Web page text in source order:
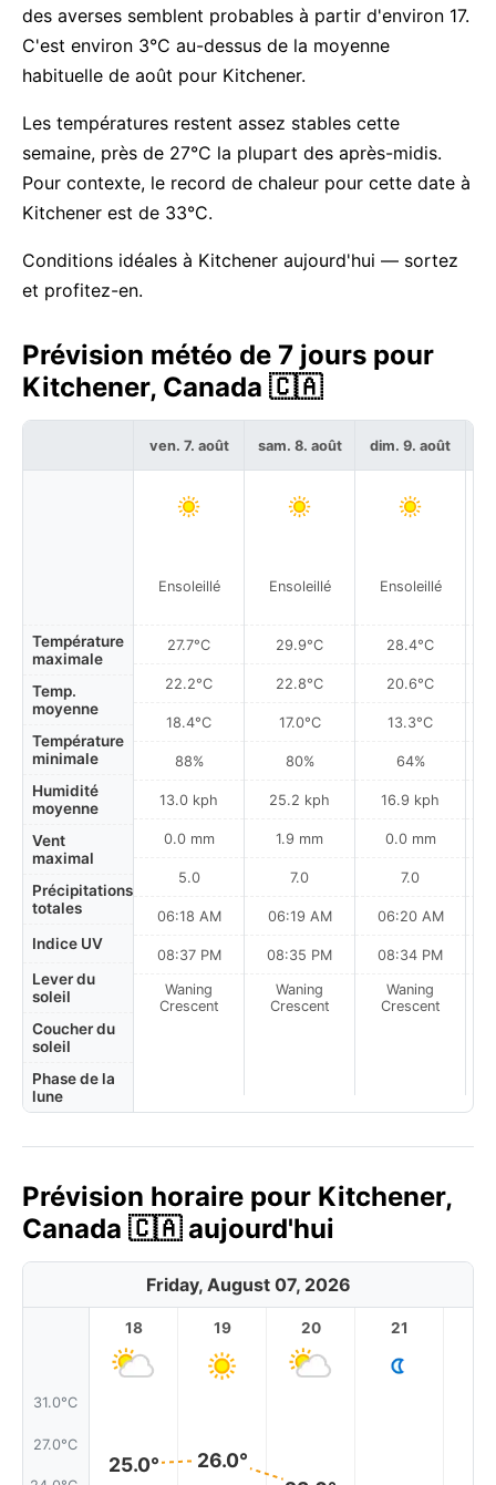
des averses semblent probables à partir d'environ 17.
C'est environ 3°C au-dessus de la moyenne
habituelle de août pour Kitchener.
Les températures restent assez stables cette
semaine, près de 27°C la plupart des après-midis.
Pour contexte, le record de chaleur pour cette date à
Kitchener est de 33°C.
Conditions idéales à Kitchener aujourd'hui — sortez
et profitez-en.
Prévision météo de 7 jours pour
Kitchener, Canada 🇨🇦
Température
maximale
Temp.
moyenne
Température
minimale
Humidité
moyenne
Vent
maximal
Précipitations
totales
Indice UV
Lever du
soleil
Coucher du
soleil
Phase de la
lune
ven. 7. août
Ensoleillé
27.7°C
22.2°C
18.4°C
88%
13.0 kph
0.0 mm
5.0
06:18 AM
08:37 PM
Waning
Crescent
sam. 8. août
Ensoleillé
29.9°C
22.8°C
17.0°C
80%
25.2 kph
1.9 mm
7.0
06:19 AM
08:35 PM
Waning
Crescent
dim. 9. août
Ensoleillé
28.4°C
20.6°C
13.3°C
64%
16.9 kph
0.0 mm
7.0
06:20 AM
08:34 PM
Waning
Crescent
Prévision horaire pour Kitchener,
Canada 🇨🇦 aujourd'hui
Friday, August 07, 2026
31.0°C
27.0°C
18
25.0°
19
26.0°
20 21